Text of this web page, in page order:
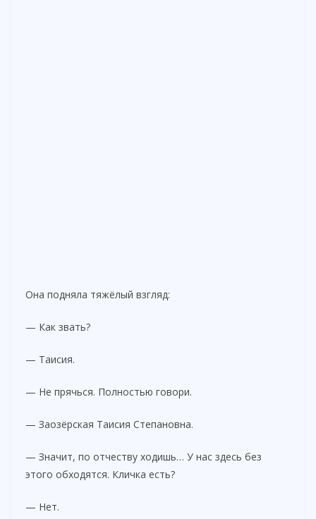
Она подняла тяжёлый взгляд:
— Как звать?
— Таисия.
— Не прячься. Полностью говори.
— Заозёрская Таисия Степановна.
— Значит, по отчеству ходишь… У нас здесь без
этого обходятся. Кличка есть?
— Нет.